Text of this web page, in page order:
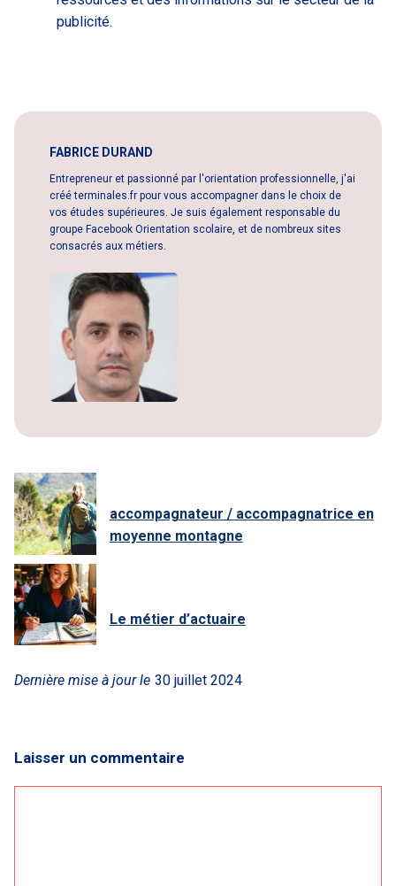
publicité.
FABRICE DURAND
Entrepreneur et passionné par l'orientation professionnelle, j'ai
créé terminales.fr pour vous accompagner dans le choix de
vos études supérieures. Je suis également responsable du
groupe Facebook Orientation scolaire, et de nombreux sites
consacrés aux métiers.
accompagnateur / accompagnatrice en
moyenne montagne
Le métier d’actuaire
Dernière mise à jour le 30 juillet 2024
Laisser un commentaire